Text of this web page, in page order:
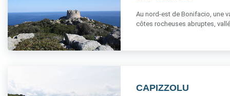
Au nord-est de Bonifacio, une
côtes rocheuses abruptes,
CAPIZZOLU